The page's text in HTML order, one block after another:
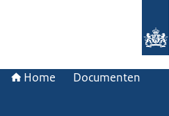
Home Documenten